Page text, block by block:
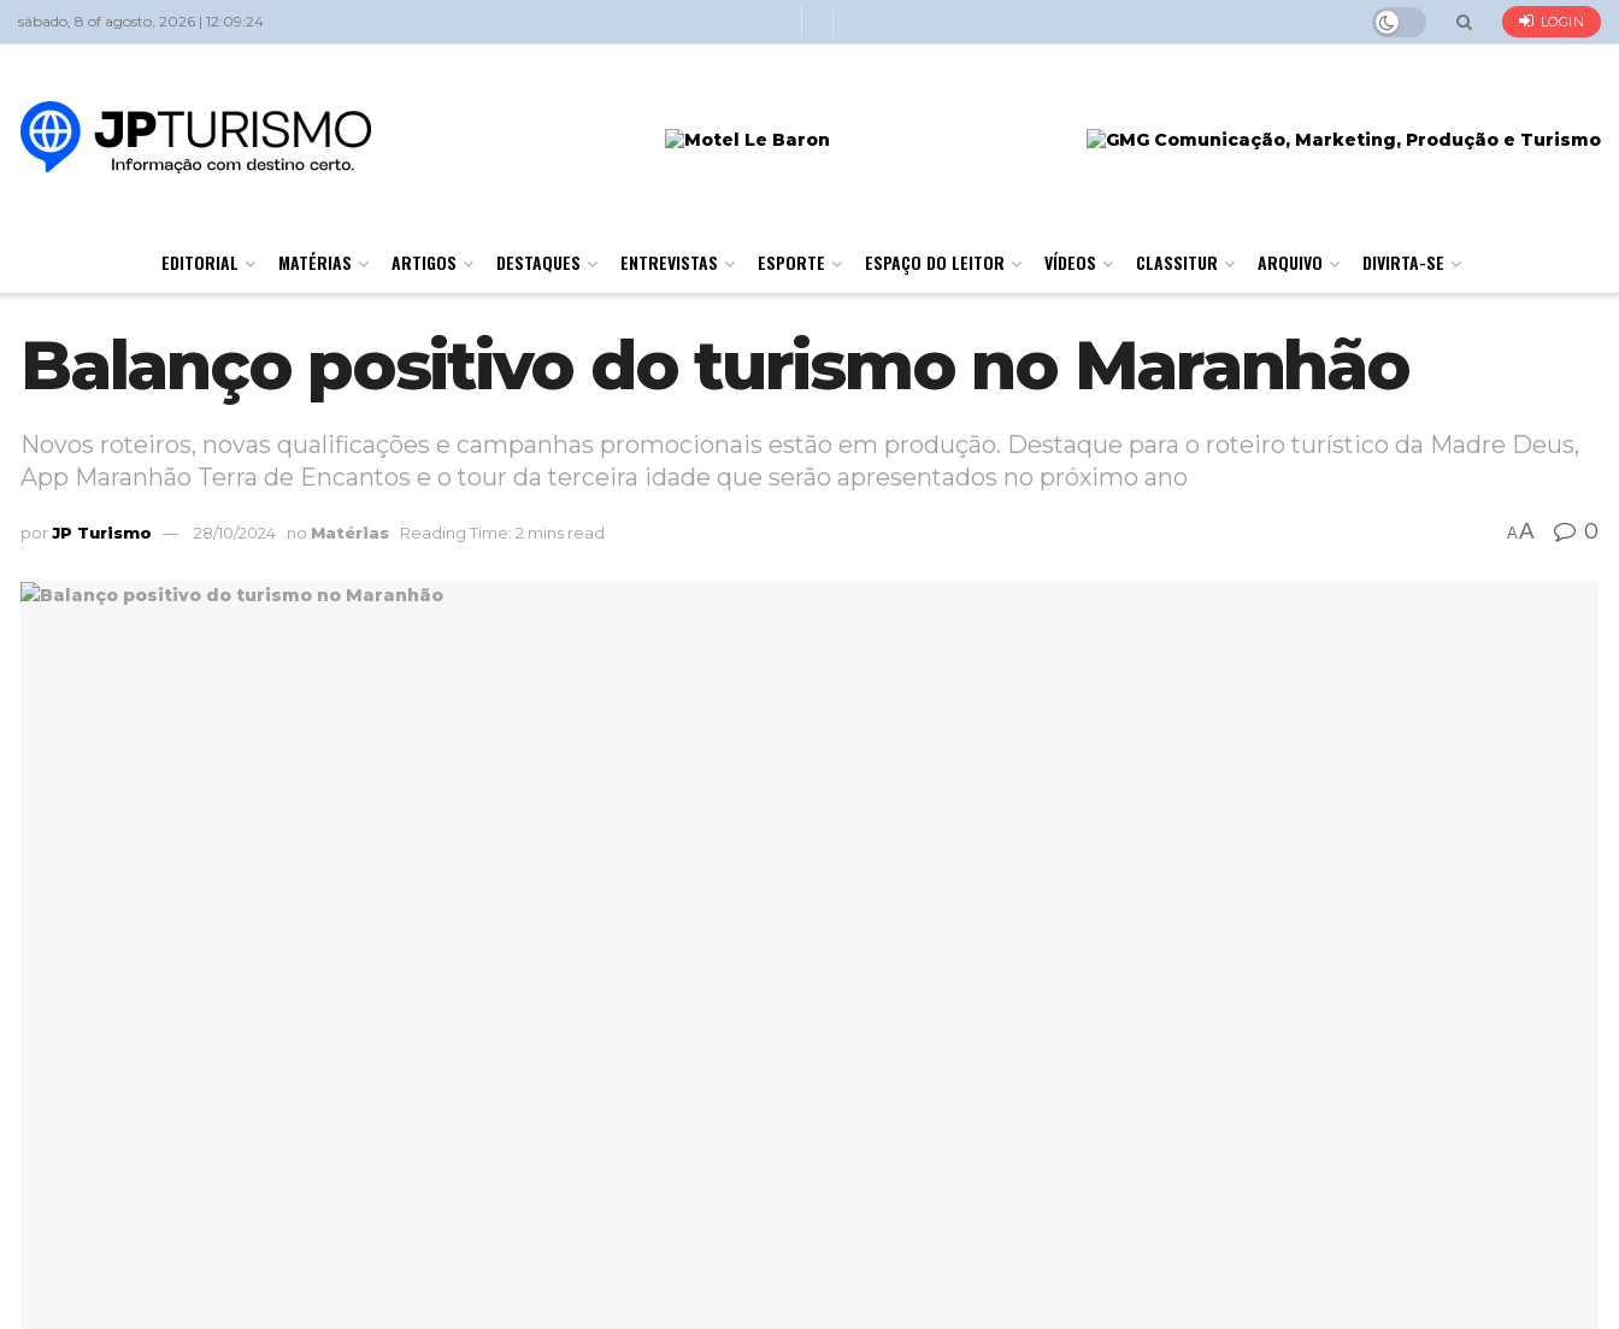
sábado, 8 of agosto, 2026 | 12:09:24 LOGIN
EDITORIAL MATÉRIAS ARTIGOS DESTAQUES ENTREVISTAS ESPORTE ESPAÇO DO LEITOR VÍDEOS CLASSITUR ARQUIVO DIVIRTA-SE
Balanço positivo do turismo no Maranhão
Novos roteiros, novas qualificações e campanhas promocionais estão em produção. Destaque para o roteiro turístico da Madre Deus,
App Maranhão Terra de Encantos e o tour da terceira idade que serão apresentados no próximo ano
porJP Turismo 28/10/2024 no Matérias Reading Time: 2 mins read AA 0